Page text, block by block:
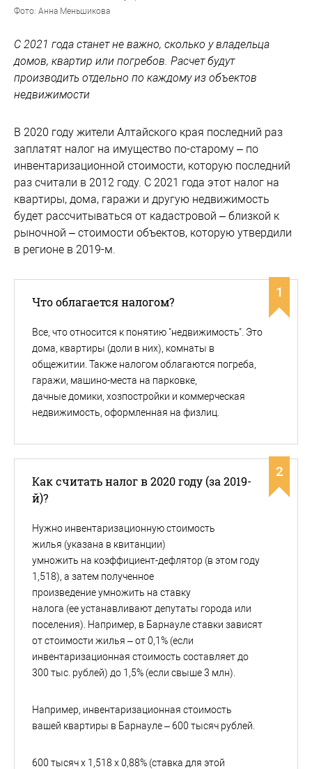
Фото: Анна Меньшикова
С 2021 года станет не важно, сколько у владельца
домов, квартир или погребов. Расчет будут
производить отдельно по каждому из объектов
недвижимости
В 2020 году жители Алтайского края последний раз
заплатят налог на имущество по-старому – по
инвентаризационной стоимости, которую последний
раз считали в 2012 году. С 2021 года этот налог на
квартиры, дома, гаражи и другую недвижимость
будет рассчитываться от кадастровой – близкой к
рыночной – стоимости объектов, которую утвердили
в регионе в 2019-м.
1
Что облагается налогом?
Все, что относится к понятию "недвижимость". Это
дома, квартиры (доли в них), комнаты в
общежитии. Также налогом облагаются погреба,
гаражи, машино-места на парковке,
дачные домики, хозпостройки и коммерческая
недвижимость, оформленная на физлиц.
2
Как считать налог в 2020 году (за 2019-
й)?
Нужно инвентаризационную стоимость
жилья (указана в квитанции)
умножить на коэффициент-дефлятор (в этом году
1,518), а затем полученное
произведение умножить на ставку
налога (ее устанавливают депутаты города или
поселения). Например, в Барнауле ставки зависят
от стоимости жилья – от 0,1% (если
инвентаризационная стоимость составляет до
300 тыс. рублей) до 1,5% (если свыше 3 млн).
Например, инвентаризационная стоимость
вашей квартиры в Барнауле – 600 тысяч рублей.
600 тысяч х 1,518 х 0,88% (ставка для этой